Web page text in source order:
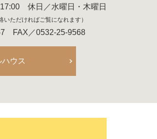
休日／水曜日・木曜日
いただければご覧になれます）
FAX／0532-25-9568
ウス